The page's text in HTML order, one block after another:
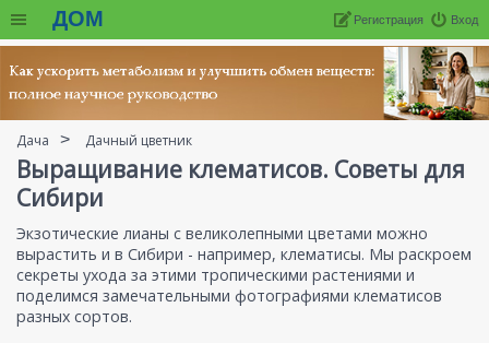
ДОМ Вход
Регистрация
Дача Дачный цветник
Выращивание клематисов. Советы для
Сибири
Экзотические лианы с великолепными цветами можно
вырастить и в Сибири - например, клематисы. Мы раскроем
секреты ухода за этими тропическими растениями и
поделимся замечательными фотографиями клематисов
разных сортов.